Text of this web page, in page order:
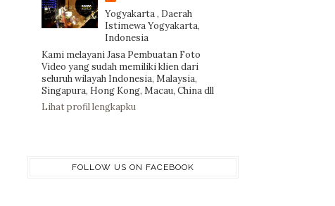
Yogyakarta , Daerah
Istimewa Yogyakarta,
Indonesia
Kami melayani Jasa Pembuatan Foto
Video yang sudah memiliki klien dari
seluruh wilayah Indonesia, Malaysia,
Singapura, Hong Kong, Macau, China dll
Lihat profil lengkapku
FOLLOW US ON FACEBOOK